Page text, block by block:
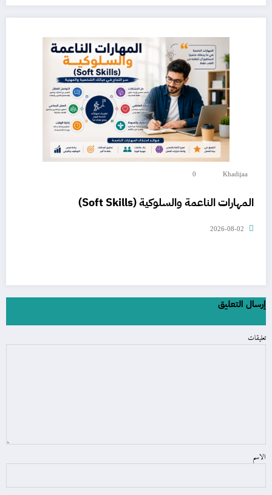
Khadijaa
0
المهارات الناعمة والسلوكية (Soft Skills)
2026-08-02
إرسال التعليق
تعليقات
الاسم